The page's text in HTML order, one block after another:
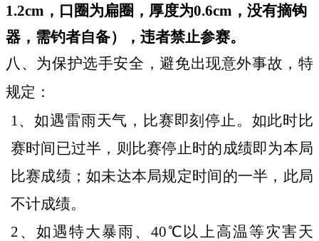
1.2cm，口圈为扁圈，厚度为0.6cm，没有摘钩
器，需钓者自备），违者禁止参赛。
八、为保护选手安全，避免出现意外事故，特
规定：
1 、如遇雷雨天气，比赛即刻停止。如此时比
赛时间已过半，则 比赛停止时的成绩即为本局
比赛成绩；如未达本局规定时间的一半，此局
不计成绩。
2 、如遇特大暴雨、40℃以上高温等灾害天